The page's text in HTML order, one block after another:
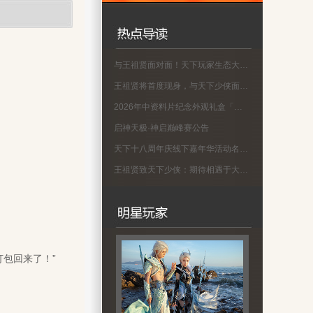
回来了！”
与王祖贤面对面！天下玩家生态大会名单公示
王祖贤将首度现身，与天下少侠面对面！
2026年中资料片纪念外观礼盒「蜀渊问剑」现已上线！
启神天极·神启巅峰赛公告
天下十八周年庆线下嘉年华活动名单公示
王祖贤致天下少侠：期待相遇于大荒！18周年专属问候请查收